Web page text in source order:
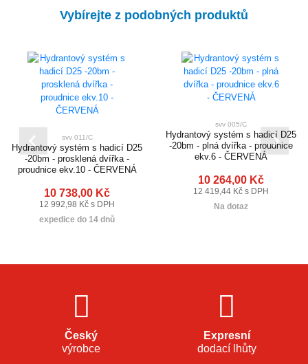
Vybírejte z podobných produktů
svv 011/C
Hydrantový systém s hadicí D25
-20bm - prosklená dvířka -
proudnice ekv.10 - ČERVENÁ
10 738,00 Kč
12 992,98 Kč s DPH
expedice do 14 dnů
svv 005/C
Hydrantový systém s hadicí D25
-20bm - plná dvířka - proudnice
ekv.6 - ČERVENÁ
10 264,00 Kč
12 419,44 Kč s DPH
Na dotaz
Český
výrobce
Expresní
dodací lhůty